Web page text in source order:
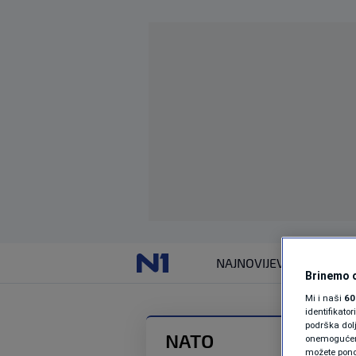
NAJNOVIJEVIJESTI
NATO
Brinemo
Mi i naši
podrška
možete